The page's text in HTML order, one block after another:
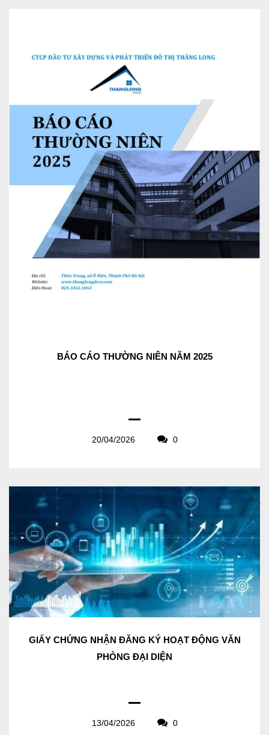
BÁO CÁO THƯỜNG NIÊN NĂM 2025
20/04/2026 0
GIẤY CHỨNG NHẬN ĐĂNG KÝ HOẠT ĐỘNG VĂN
PHÒNG ĐẠI DIỆN
13/04/2026 0